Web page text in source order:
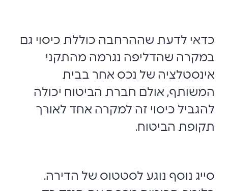
כדאי לדעת שההרחבה כוללת כיסוי גם
במקרה שהדליפה נגרמה מהתקני
אינסטלציה של נכס אחר בבית
המשותף, אולם חברת הביטוח יכולה
להגביל כיסוי זה למקרה אחד לאורך
תקופת הביטוח.
סייג נוסף נוגע לסטטוס של הדירה.